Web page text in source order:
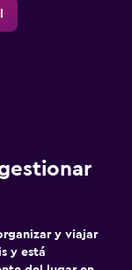
y viajar
y está